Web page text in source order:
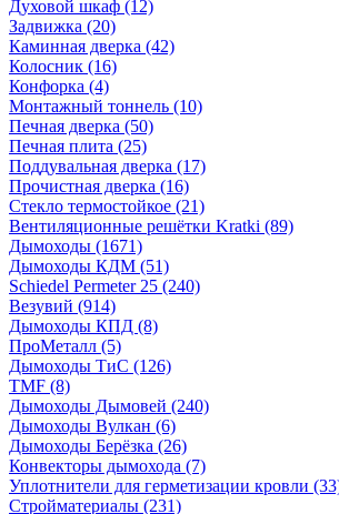
Духовой шкаф (12)
Задвижка (20)
Каминная дверка (42)
Колосник (16)
Конфорка (4)
Монтажный тоннель (10)
Печная дверка (50)
Печная плита (25)
Поддувальная дверка (17)
Прочистная дверка (16)
Стекло термостойкое (21)
Вентиляционные решётки Kratki (89)
Дымоходы (1671)
Дымоходы КДМ (51)
Schiedel Permeter 25 (240)
Везувий (914)
Дымоходы КПД (8)
ПроМеталл (5)
Дымоходы ТиС (126)
TMF (8)
Дымоходы Дымовей (240)
Дымоходы Вулкан (6)
Дымоходы Берёзка (26)
Конвекторы дымохода (7)
Уплотнители для герметизации кровли
Стройматериалы (231)